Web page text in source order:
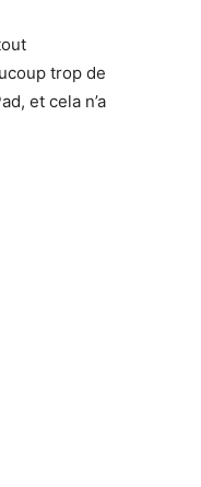
trop de
et cela n’a